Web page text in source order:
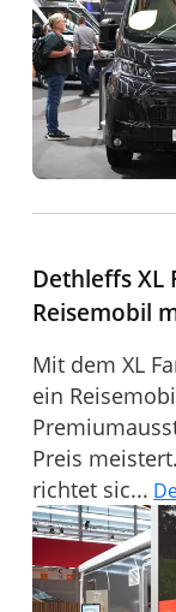
Dethleffs XL
Reisemobil
Mit dem XL
ein
Preis
richtet sic...